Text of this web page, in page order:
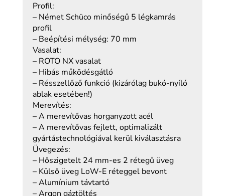
Profil:
– Német Schüco minőségű 5 légkamrás
profil
– Beépítési mélység: 70 mm
Vasalat:
– ROTO NX vasalat
– Hibás működésgátló
– Résszellőző funkció (kizárólag bukó-nyíló
ablak esetében!)
Merevítés:
– A merevítővas horganyzott acél
– A merevítővas fejlett, optimalizált
gyártástechnológiával kerül kiválasztásra
Üvegezés:
– Hőszigetelt 24 mm-es 2 rétegű üveg
– Külső üveg LoW-E réteggel bevont
– Alumínium távtartó
– Argon gáztöltés